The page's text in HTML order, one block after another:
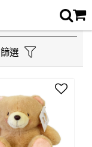
篩選